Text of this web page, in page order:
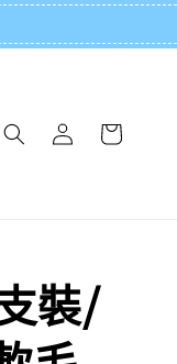
裝/